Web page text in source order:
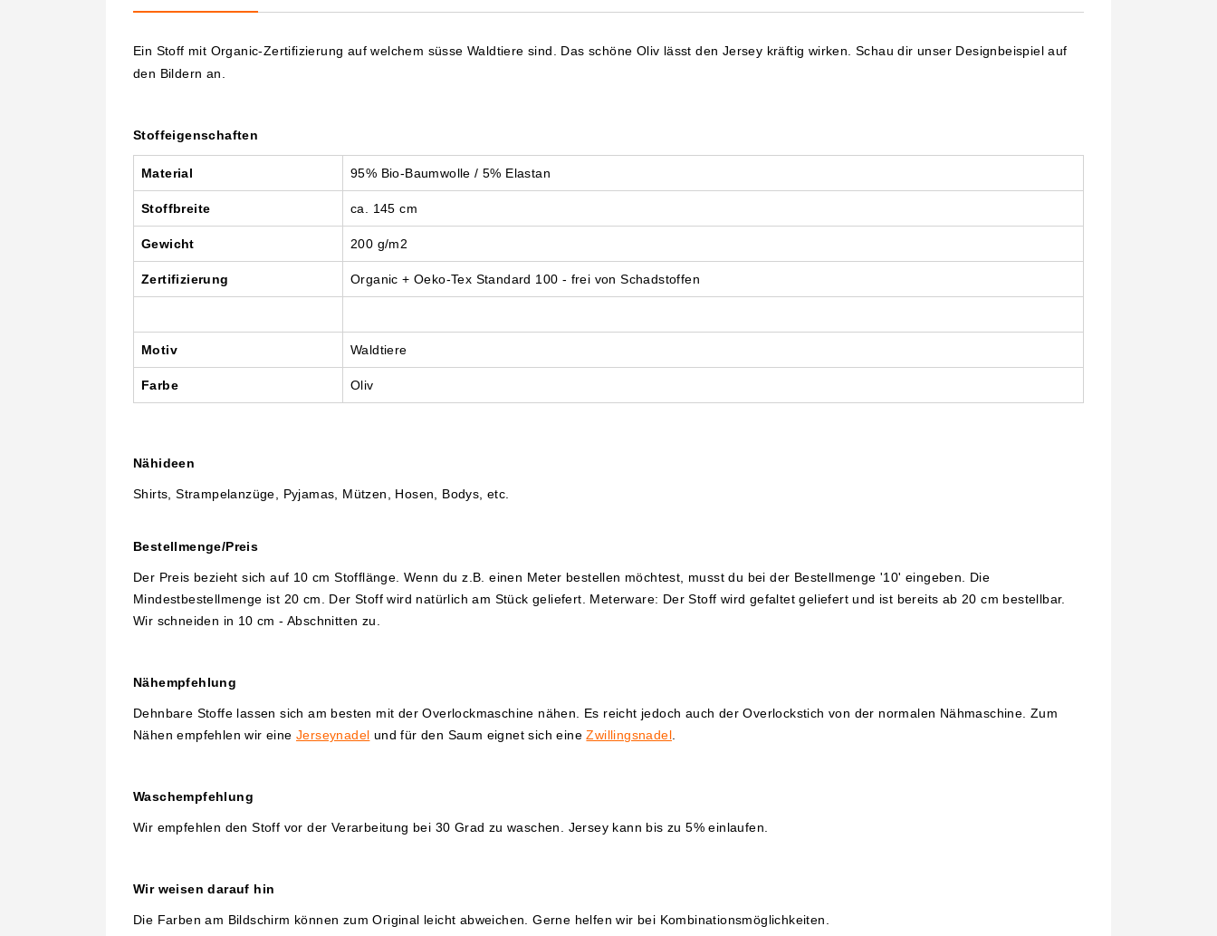
Ein Stoff mit Organic-Zertifizierung auf welchem süsse Waldtiere sind. Das schöne Oliv lässt den Jersey kräftig wirken. Schau dir unser Designbeispiel auf
den Bildern an.
Stoffeigenschaften
Material 95% Bio-Baumwolle / 5% Elastan
Stoffbreite ca. 145 cm
Gewicht 200 g/m2
Zertifizierung Organic + Oeko-Tex Standard 100 - frei von Schadstoffen
Motiv Waldtiere
Farbe Oliv
Nähideen
Shirts, Strampelanzüge, Pyjamas, Mützen, Hosen, Bodys, etc.
Bestellmenge/Preis
Der Preis bezieht sich auf 10 cm Stofflänge. Wenn du z.B. einen Meter bestellen möchtest, musst du bei der Bestellmenge '10' eingeben. Die
Mindestbestellmenge ist 20 cm. Der Stoff wird natürlich am Stück geliefert. Meterware: Der Stoff wird gefaltet geliefert und ist bereits ab 20 cm bestellbar.
Wir schneiden in 10 cm - Abschnitten zu.
Nähempfehlung
Dehnbare Stoffe lassen sich am besten mit der Overlockmaschine nähen. Es reicht jedoch auch der Overlockstich von der normalen Nähmaschine.Zum
Nähen empfehlen wir eine Jerseynadel und für den Saum eignet sich eineZwillingsnadel
Waschempfehlung
Wir empfehlen den Stoff vor der Verarbeitung bei 30 Grad zu waschen. Jersey kann bis zu 5% einlaufen.
Wir weisen darauf hin
Die Farben am Bildschirm können zum Original leicht abweichen. Gerne helfen wir bei Kombinationsmöglichkeiten.